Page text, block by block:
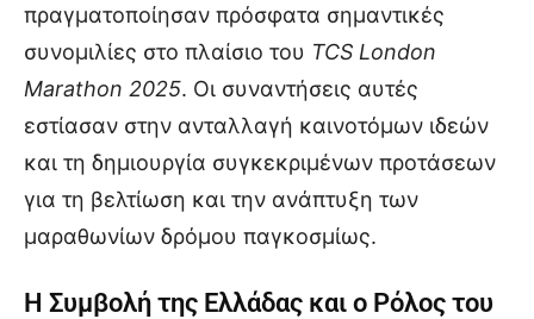
πραγματοποίησαν πρόσφατα σημαντικές
συνομιλίες στο πλαίσιο του TCS London
Marathon 2025. Οι συναντήσεις αυτές
εστίασαν στην ανταλλαγή καινοτόμων ιδεών
και τη δημιουργία συγκεκριμένων προτάσεων
για τη βελτίωση και την ανάπτυξη των
μαραθωνίων δρόμου παγκοσμίως.
Η Συμβολή της Ελλάδας και ο Ρόλος του